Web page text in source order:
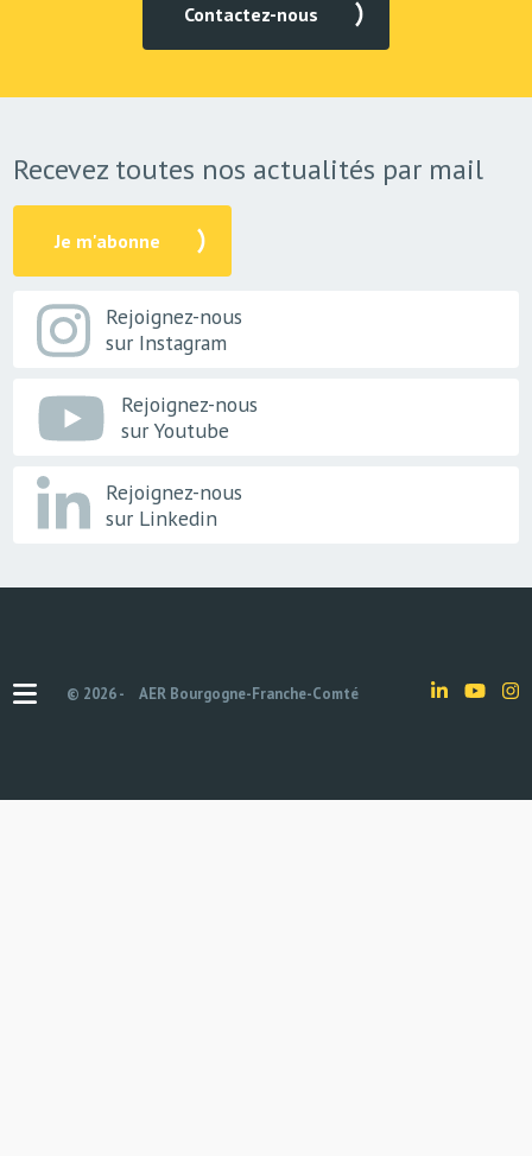
Contactez-nous
Recevez toutes nos actualités par mail
Je m'abonne
Rejoignez-nous
sur Instagram
Rejoignez-nous
sur Youtube
Rejoignez-nous
sur Linkedin
© 2026 - AER Bourgogne-Franche-Comté